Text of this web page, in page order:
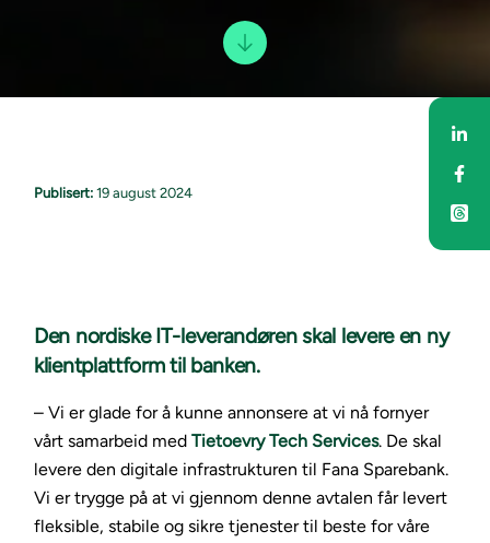
Publisert: 19 august 2024
Den nordiske IT-leverandøren skal levere en ny
klientplattform til banken.
– Vi er glade for å kunne annonsere at vi nå fornyer
vårt samarbeid med Tietoevry Tech Services. De skal
levere den digitale infrastrukturen til Fana Sparebank.
Vi er trygge på at vi gjennom denne avtalen får levert
fleksible, stabile og sikre tjenester til beste for våre